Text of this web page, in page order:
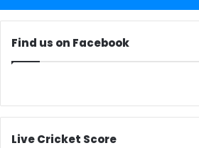
Find us on Facebook
Live Cricket Score